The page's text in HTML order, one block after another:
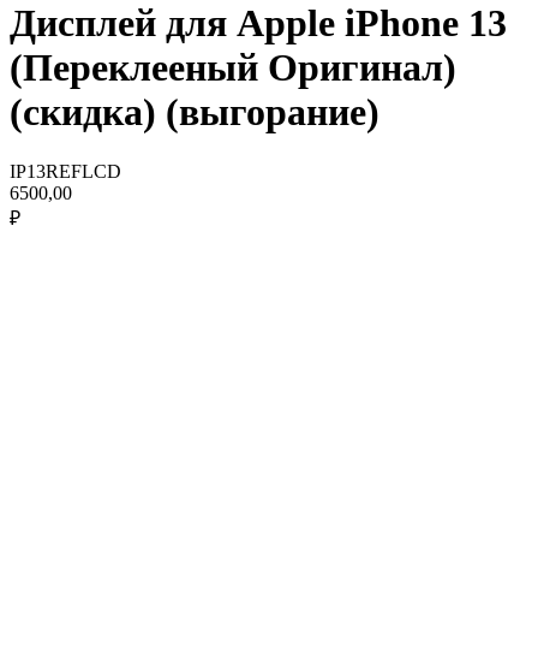
Дисплей для Apple iPhone 13
(Переклееный Оригинал)
(скидка) (выгорание)
IP13REFLCD
6500,00
₽